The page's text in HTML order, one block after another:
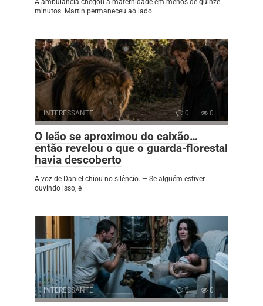
A ambulância chegou à maternidade em menos de quinze
minutos. Martin permaneceu ao lado
INTERESSANTE 0 0
O leão se aproximou do caixão…
então revelou o que o guarda-florestal
havia descoberto
A voz de Daniel chiou no silêncio. — Se alguém estiver
ouvindo isso, é
INTERESSANTE 0 0